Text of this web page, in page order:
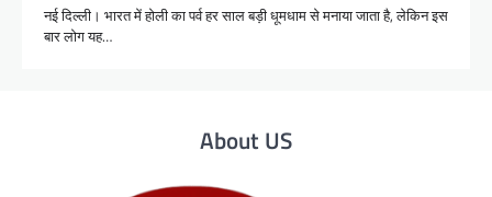
नई दिल्ली। भारत में होली का पर्व हर साल बड़ी धूमधाम से मनाया जाता है, लेकिन इस
बार लोग यह…
About US